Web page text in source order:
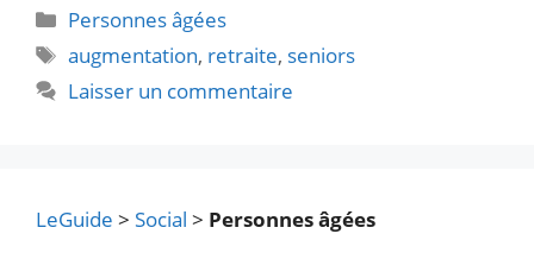
Catégories
Personnes âgées
Étiquettes
augmentation, retraite, seniors
Laisser un commentaire
LeGuide > Social > Personnes âgées